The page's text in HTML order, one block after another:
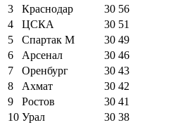
3
Краснодар 30 56
4
ЦСКА 30 51
5
Спартак М 30 49
6
Арсенал 30 46
7
Оренбург 30 43
8
Ахмат 30 42
9
Ростов 30 41
10 Урал 30 38